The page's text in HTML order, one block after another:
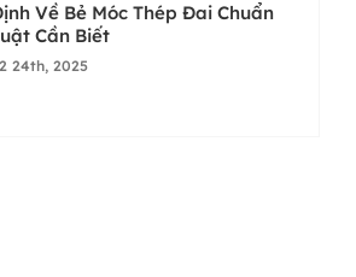
Về Bẻ Móc Thép Đai Chuẩn
Cần Biết
24th, 2025